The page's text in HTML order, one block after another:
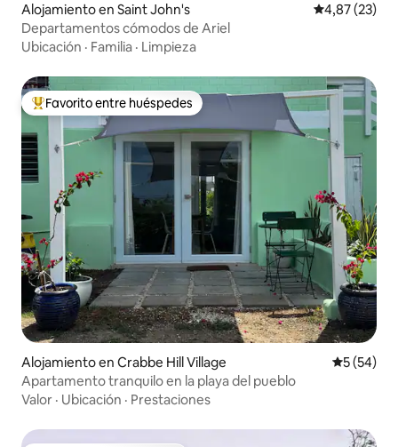
Alojamiento en Saint John's Calificación
4,87 (23)
Departamentos cómodos de Ariel
Ubicación · Familia · Limpieza
Favorito entre los huéspedes más destacados
Favorito entre huéspedes
Alojamiento en Crabbe Hill Village
5 (54)
Apartamento tranquilo en la playa del pueblo
Valor · Ubicación · Prestaciones